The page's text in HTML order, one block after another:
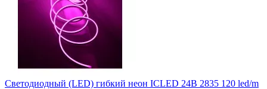
Светодиодный (LED) гибкий неон ICLED 24В 2835 120 led/m